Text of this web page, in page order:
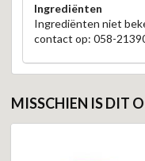
Ingrediënten
Ingrediënten niet
contact op: 058-
MISSCHIEN IS DIT